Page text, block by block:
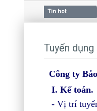
Tin hot
Ý nghĩa của hoa mai
Tuyển
Công ty
I. Kế toán.
- Vị trí